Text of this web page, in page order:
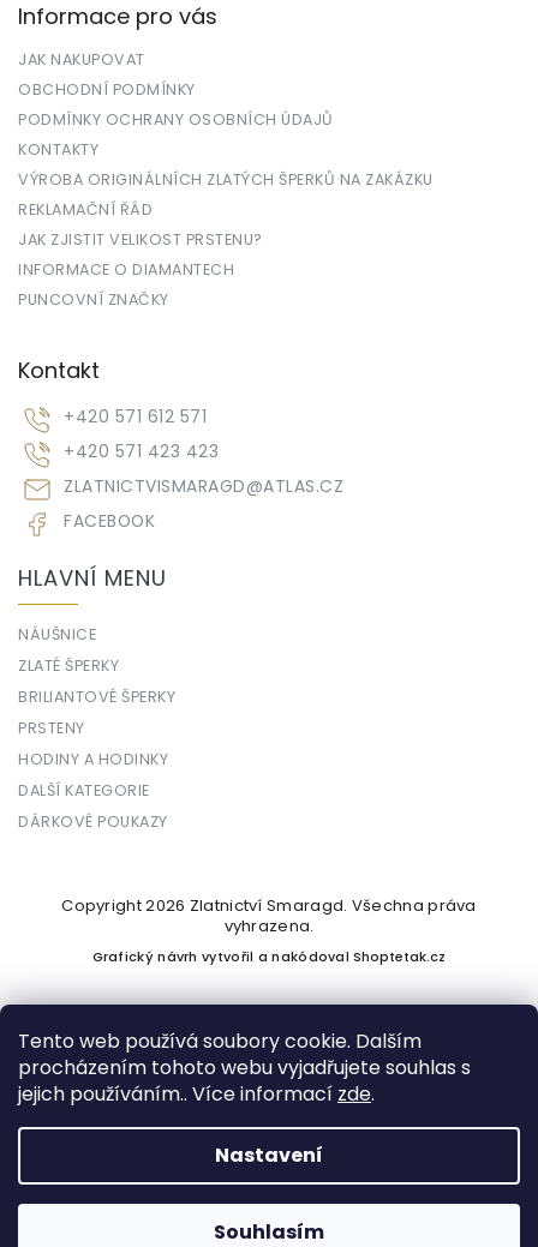
Tento web používá soubory cookie. Dalším
procházením tohoto webu vyjadřujete souhlas s
jejich používáním.. Více informací zde.
Nastavení
Souhlasím
Informace pro vás
JAK NAKUPOVAT
OBCHODNÍ PODMÍNKY
PODMÍNKY OCHRANY OSOBNÍCH ÚDAJŮ
KONTAKTY
VÝROBA ORIGINÁLNÍCH ZLATÝCH ŠPERKŮ NA ZAKÁZKU
REKLAMAČNÍ ŘÁD
JAK ZJISTIT VELIKOST PRSTENU?
INFORMACE O DIAMANTECH
PUNCOVNÍ ZNAČKY
Kontakt
ZLATNICTVISMARAGD@ATLAS.CZ
+420 571 612 571
+420 571 423 423
FACEBOOK
HLAVNÍ MENU
NÁUŠNICE
ZLATÉ ŠPERKY
BRILIANTOVÉ ŠPERKY
PRSTENY
HODINY A HODINKY
DALŠÍ KATEGORIE
DÁRKOVÉ POUKAZY
Vytvořil Shoptet
Copyright 2026 Zlatnictví Smaragd. Všechna práva
vyhrazena.
Grafický návrh vytvořil a nakódovalShoptetak.cz
Podle zákona o evidenci tržeb je prodávající povinen vystavit
kupujícímu účtenku. Zároveň je povinen zaevidovat přijatou
tržbu u správce daně online; v případě technického výpadku
pak nejpozději do 48 hodin.